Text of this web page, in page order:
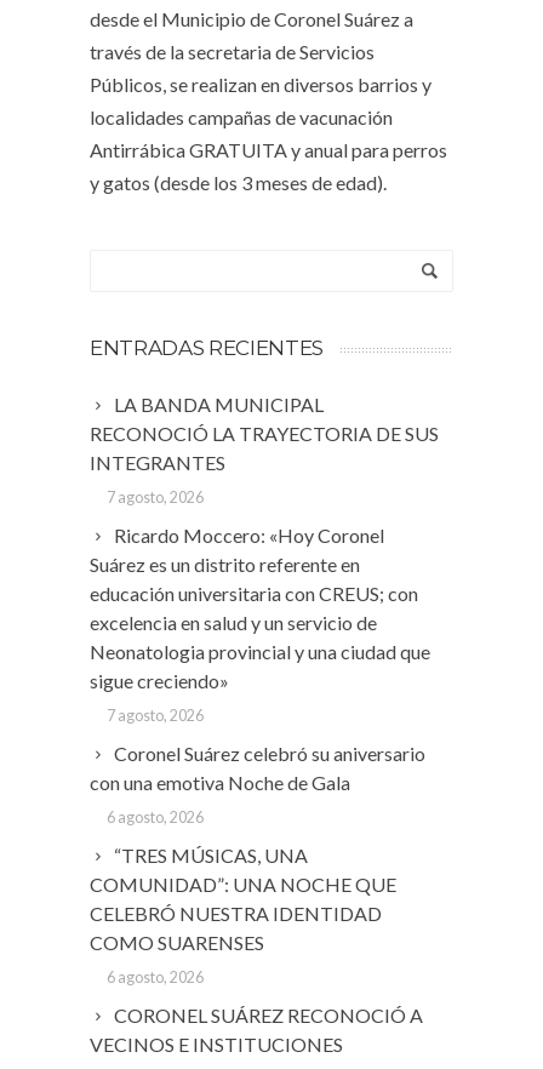
desde el Municipio de Coronel Suárez a
través de la secretaria de Servicios
Públicos, se realizan en diversos barrios y
localidades campañas de vacunación
Antirrábica GRATUITA y anual para perros
y gatos (desde los 3 meses de edad).
ENTRADAS RECIENTES
LA BANDA MUNICIPAL
RECONOCIÓ LA TRAYECTORIA DE SUS
INTEGRANTES
7 agosto, 2026
Ricardo Moccero: «Hoy Coronel
Suárez es un distrito referente en
educación universitaria con CREUS; con
excelencia en salud y un servicio de
Neonatologia provincial y una ciudad que
sigue creciendo»
7 agosto, 2026
Coronel Suárez celebró su aniversario
con una emotiva Noche de Gala
6 agosto, 2026
“TRES MÚSICAS, UNA
COMUNIDAD”: UNA NOCHE QUE
CELEBRÓ NUESTRA IDENTIDAD
COMO SUARENSES
6 agosto, 2026
CORONEL SUÁREZ RECONOCIÓ A
VECINOS E INSTITUCIONES